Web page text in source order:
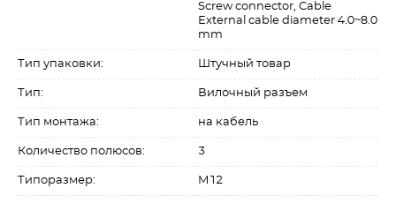
Screw connector, Cable
External cable diameter 4.0~8.0
mm
Тип упаковки: Штучный товар
Тип: Вилочный разъем
Тип монтажа: на кабель
Количество полюсов: 3
Типоразмер: M12